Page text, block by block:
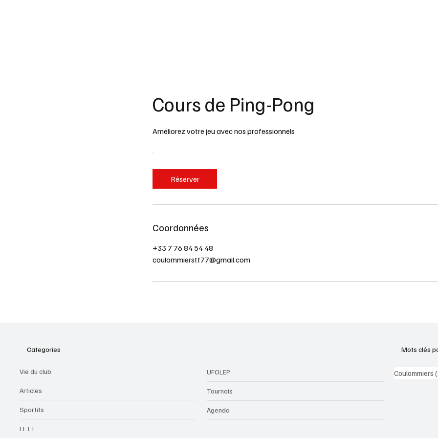
Cours de Ping-Pong
Améliorez votre jeu avec nos professionnels
Réserver
Coordonnées
+33 7 76 84 54 48
coulommierstt77@gmail.com
Categories
Vie du club
Articles
Sportifs
FFTT
UFOLEP
Tournois
Agenda
Mots clés
Coulommiers